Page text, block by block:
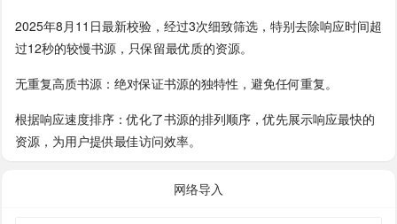
2025年8月11日最新校验，经过3次细致筛选，特别去除响应时间超
过12秒的较慢书源，只保留最优质的资源。
无重复高质书源：绝对保证书源的独特性，避免任何重复。
根据响应速度排序：优化了书源的排列顺序，优先展示响应最快的
资源，为用户提供最佳访问效率。
网络导入